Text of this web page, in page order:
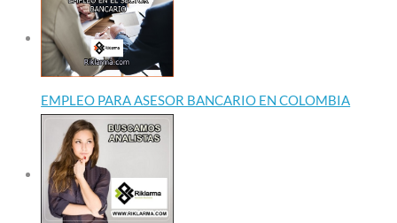
EMPLEO PARA ASESOR BANCARIO EN COLOMBIA